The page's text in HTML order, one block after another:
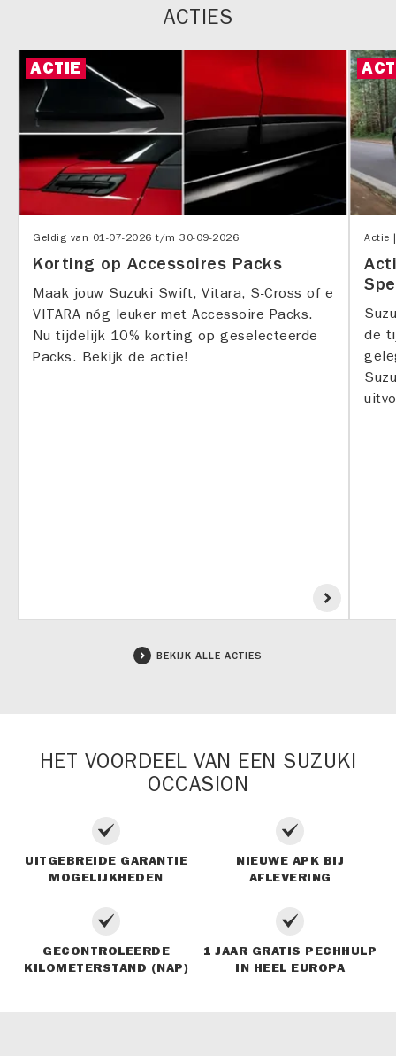
ACTIES
ACTIE
Geldig van 01-07-2026 t/m 30-09-2026
Korting op Accessoires Packs
Maak jouw Suzuki Swift, Vitara, S-Cross of e
VITARA nóg leuker met Accessoire Packs.
Nu tijdelijk 10% korting op geselecteerde
Packs. Bekijk de actie!
Actie
de
BEKIJK ALLE ACTIES
HET VOORDEEL VAN EEN SUZUKI
OCCASION
UITGEBREIDE GARANTIE
MOGELIJKHEDEN
NIEUWE APK BIJ
AFLEVERING
GECONTROLEERDE
KILOMETERSTAND (NAP)
1 JAAR GRATIS PECHHULP
IN HEEL EUROPA